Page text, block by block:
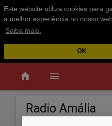
Este website utiliza cookies para
a melhor experiência no nosso
Saiba mais.
OK
home menu
Radio Amália